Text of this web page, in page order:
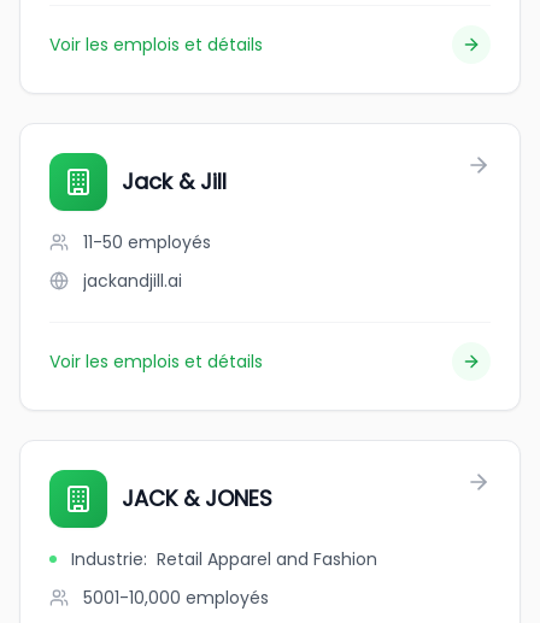
Voir les emplois et détails
Jack & Jill
11-50 employés
jackandjill.ai
Voir les emplois et détails
JACK & JONES
Industrie: Retail Apparel and Fashion
5001-10,000 employés